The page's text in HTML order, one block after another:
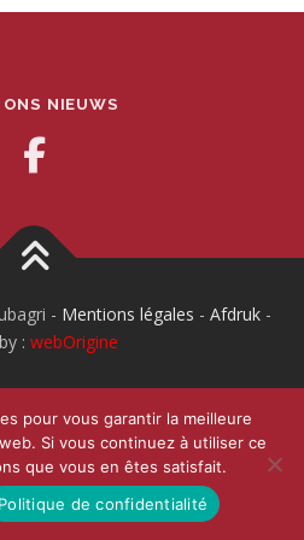
NIEUWS
- Mentions légales - Afdruk-
: webOrigine
pour vous garantir la meilleure
Si vous continuez à utiliser ce
que vous en êtes satisfait.
Politique de confidentialité